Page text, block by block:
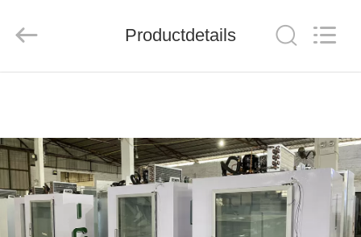
PRODUCTEN
ONGEVEER
ONS
Co.,
Reserved.
Productdetails